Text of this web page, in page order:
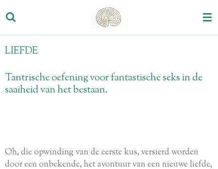
Ga
direct
naar
de
LIEFDE
Tantrische oefening voor fantastische seks in de
saaiheid van het bestaan.
Oh, die opwinding van de eerste kus, versierd worden
door een onbekende, het avontuur van een nieuwe liefde,